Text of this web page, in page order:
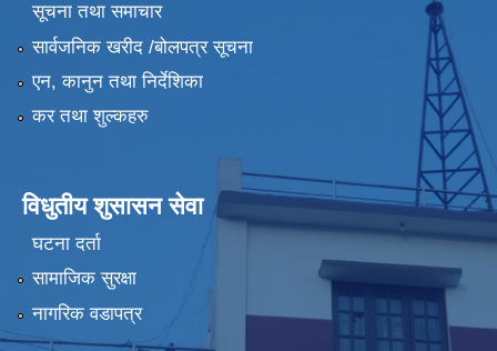
सूचना तथा समाचार
सार्वजनिक खरीद /बोलपत्र सूचना
एन, कानुन तथा निर्देशिका
कर तथा शुल्कहरु
विधुतीय शुसासन सेवा
घटना दर्ता
सामाजिक सुरक्षा
नागरिक वडापत्र